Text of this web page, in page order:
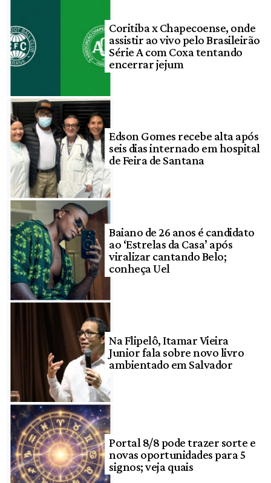
Coritiba x Chapecoense, onde
assistir ao vivo pelo Brasileirão
Série A com Coxa tentando
encerrar jejum
Edson Gomes recebe alta após
seis dias internado em hospital
de Feira de Santana
Baiano de 26 anos é candidato
ao ‘Estrelas da Casa’ após
viralizar cantando Belo;
conheça Uel
Na Flipelô, Itamar Vieira
Junior fala sobre novo livro
ambientado em Salvador
Portal 8/8 pode trazer sorte e
novas oportunidades para 5
signos; veja quais